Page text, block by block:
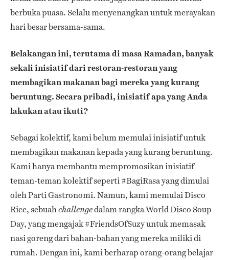
berbuka puasa. Selalu menyenangkan untuk merayakan
hari besar bersama-sama.
Belakangan ini, terutama di masa Ramadan, banyak
sekali inisiatif dari restoran-restoran yang
membagikan makanan bagi mereka yang kurang
beruntung. Secara pribadi, inisiatif apa yang Anda
lakukan atau ikuti?
Sebagai kolektif, kami belum memulai inisiatif untuk
membagikan makanan kepada yang kurang beruntung.
Kami hanya membantu mempromosikan inisiatif
teman-teman kolektif seperti #BagiRasa yang dimulai
oleh Parti Gastronomi. Namun, kami memulai Disco
Rice, sebuahchallengedalam rangka World Disco Soup
Day, yang mengajak #FriendsOfSuzy untuk memasak
nasi goreng dari bahan-bahan yang mereka miliki di
rumah. Dengan ini, kami berharap orang-orang belajar